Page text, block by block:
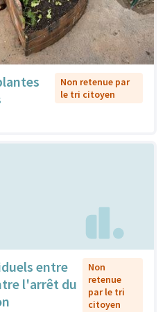
Non retenue par
le tri citoyen
entre
l'arrêt du
Non
retenue
par le tri
citoyen